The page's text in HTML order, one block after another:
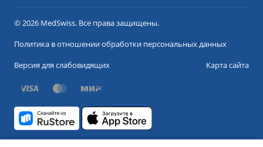
© 2026 MedSwiss. Все права защищены.
Политика в отношении обработки персональных данных
Версия для слабовидящих
Карта сайта